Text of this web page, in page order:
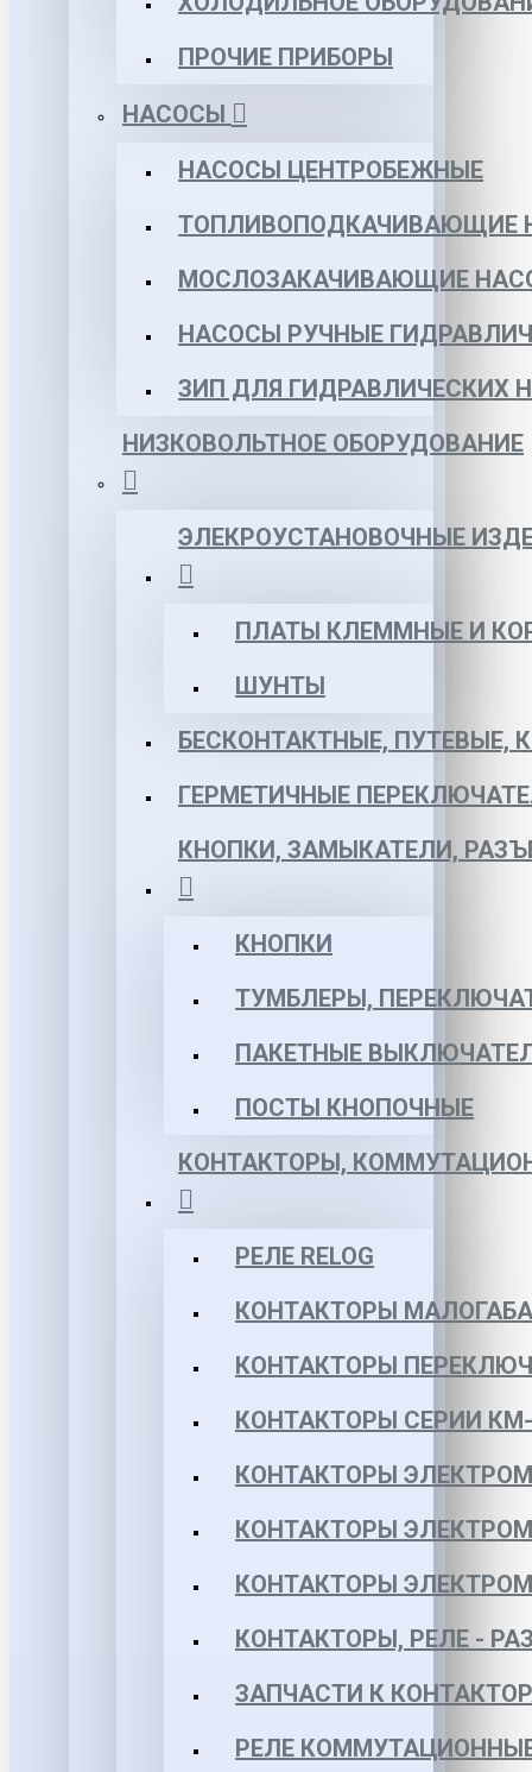
ПРОЧИЕ ПРИБОРЫ
НАСОСЫ
НАСОСЫ ЦЕНТРОБЕЖНЫЕ
ТОПЛИВОПОДКАЧИВАЮЩИЕ
МОСЛОЗАКАЧИВАЮЩИЕ
НАСОСЫ РУЧНЫЕ
ЗИП ДЛЯ ГИДРАВЛИЧЕСКИХ
НИЗКОВОЛЬТНОЕ ОБОРУДОВАНИЕ
ЭЛЕКРОУСТАНОВОЧНЫЕ
ПЛАТЫ КЛЕММНЫЕ И
ШУНТЫ
БЕСКОНТАКТНЫЕ, ПУТЕВЫЕ,
ГЕРМЕТИЧНЫЕ
КНОПКИ, ЗАМЫКАТЕЛИ,
КНОПКИ
ТУМБЛЕРЫ,
ПАКЕТНЫЕ
ПОСТЫ КНОПОЧНЫЕ
КОНТАКТОРЫ,
РЕЛЕ RELOG
КОНТАКТОРЫ
КОНТАКТОРЫ
КОНТАКТОРЫ СЕРИИ КМ-
КОНТАКТОРЫ
КОНТАКТОРЫ
КОНТАКТОРЫ
КОНТАКТОРЫ, РЕЛЕ -
ЗАПЧАСТИ К
РЕЛЕ